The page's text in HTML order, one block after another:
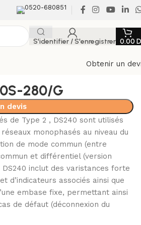
0520-680851
S'identifier / S'enregistrer 0.00
Obtenir un
280/G
devis
de Type 2 , DS240 sont utilisés
monophasés au niveau du
de mode commun (entre
et différentiel (version
inclut des varistances forte
d’indicateurs associés ainsi que
embase fixe, permettant ainsi
de défaut (déconnexion du